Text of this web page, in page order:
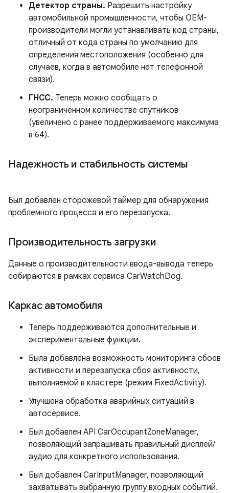
Детектор страны. Разрешить настройку
автомобильной промышленности, чтобы OEM-
производители могли устанавливать код страны,
отличный от кода страны по умолчанию для
определения местоположения (особенно для
случаев, когда в автомобиле нет телефонной
связи).
ГНСС. Теперь можно сообщать о
неограниченном количестве спутников
(увеличено с ранее поддерживаемого максимума
в 64).
Надежность и стабильность системы
Был добавлен сторожевой таймер для обнаружения
проблемного процесса и его перезапуска.
Производительность загрузки
Данные о производительности ввода-вывода теперь
собираются в рамках сервиса CarWatchDog.
Каркас автомобиля
Теперь поддерживаются дополнительные и
экспериментальные функции.
Была добавлена ​​возможность мониторинга сбоев
активности и перезапуска сбоя активности,
выполняемой в кластере (режим FixedActivity).
Улучшена обработка аварийных ситуаций в
автосервисе.
Был добавлен API CarOccupantZoneManager,
позволяющий запрашивать правильный дисплей/
аудио для конкретного использования.
Был добавлен CarInputManager, позволяющий
захватывать выбранную группу входных событий.